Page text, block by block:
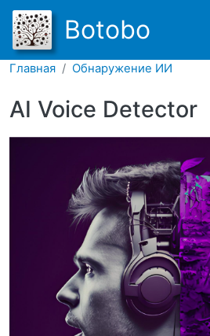
Botobo
Главная Обнаружение ИИ
AI Voice Detector